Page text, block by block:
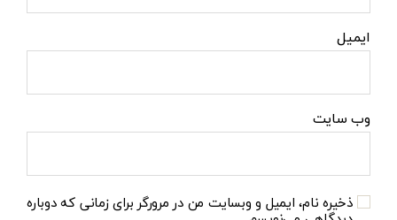
ایمیل
وب‌ سایت
ذخیره نام، ایمیل و وبسایت من در مرورگر برای زمانی که دوباره